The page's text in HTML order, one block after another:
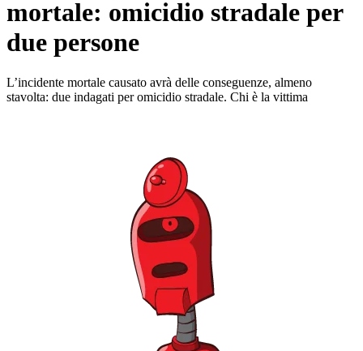
mortale: omicidio stradale per
due persone
L’incidente mortale causato avrà delle conseguenze, almeno
stavolta: due indagati per omicidio stradale. Chi è la vittima